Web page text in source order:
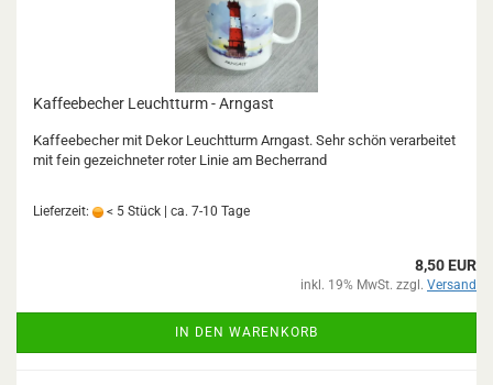
Kaffeebecher Leuchtturm - Arngast
Kaffeebecher mit Dekor Leuchtturm Arngast. Sehr schön verarbeitet
mit fein gezeichneter roter Linie am Becherrand
Lieferzeit: < 5 Stück | ca. 7-10 Tage
8,50 EUR
inkl. 19% MwSt. zzgl. Versand
IN DEN WARENKORB